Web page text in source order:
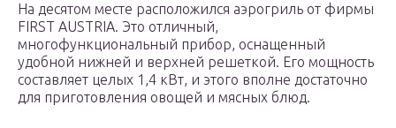
На десятом месте расположился аэрогриль от фирмы
FIRST AUSTRIA. Это отличный,
многофункциональный прибор, оснащенный
удобной нижней и верхней решеткой. Его мощность
составляет целых 1,4 кВт, и этого вполне достаточно
для приготовления овощей и мясных блюд.